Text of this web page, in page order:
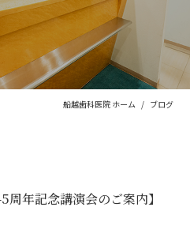
船越歯科医院 ホーム ブログ
年記念講演会のご案内】